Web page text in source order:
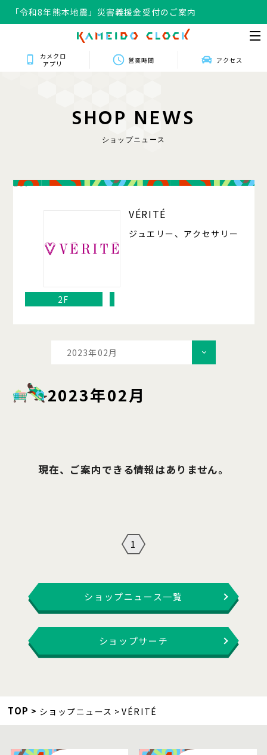
「令和8年熊本地震」災害義援金受付のご案内
カメクロ
アプリ
営業時間 アクセス
SHOP NEWS
ショップニュース
207
VÉRITÉ
ジュエリー、アクセサリー
2F
2023年02月
2023年02月
現在、ご案内できる情報はありません。
1
ショップニュース一覧
ショップサーチ
TOP ショップニュース VÉRITÉ